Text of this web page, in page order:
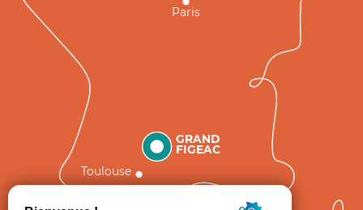
GRAND
FIGEAC
Toulouse
Paris